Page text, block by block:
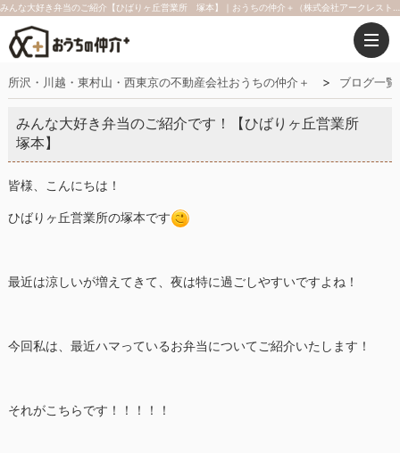
所沢・川越・東村山・西東京の不動産会社おうちの仲介＋ ブログ一覧
みんな大好き弁当のご紹介です！【ひばりヶ丘営業所
塚本】
皆様、こんにちは！
ひばりヶ丘営業所の塚本です
最近は涼しいが増えてきて、夜は特に過ごしやすいですよね！
今回私は、最近ハマっているお弁当についてご紹介いたします！
それがこちらです！！！！！